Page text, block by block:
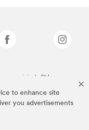
to enhance site
you advertisements
comerciais da 3M.